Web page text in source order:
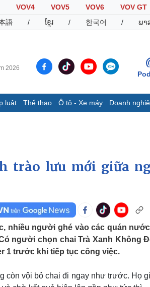
VOV4 VOV5 VOV6
VOV GT
語 / ខ្មែរ / 한국어 / ພາ
2026
luật Thể thao Ô tô - Xe máy Doanh
Infographic
Ô tô - Xe máy
Xe máy
Tư vấn
Giải trí
trào lưu mới giữa
nhiều người ghé vào các quán
người chọn chai Trà Xanh Không
1 trước khi tiếp tục công việc.
còn vội bỏ chai đi ngay như trước. Họ